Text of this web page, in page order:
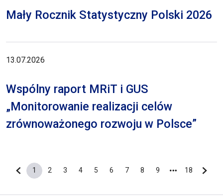
Mały Rocznik Statystyczny Polski 2026
13.07.2026
Wspólny raport MRiT i GUS
„Monitorowanie realizacji celów
zrównoważonego rozwoju w Polsce”
Poprzednia strona
Bieżąca strona
1
Strona
2
Strona
3
Strona
4
Strona
5
Strona
6
Strona
7
Strona
8
Strona
9
Ostatnia
18